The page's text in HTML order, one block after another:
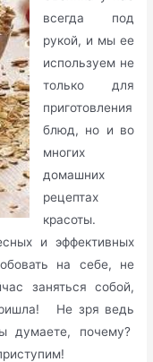
всегда под
рукой, и мы ее
используем не
только для
приготовления
блюд, но и во
многих
домашних
рецептах
красоты.
и эффективных
на себе, не
заняться собой,
Не зря ведь
думаете, почему?